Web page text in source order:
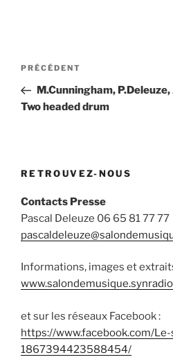
Navigation
l’article
Article
précédent
PRÉCÉDENT
M.Cunningham,
Two headed drum
RETROUVEZ-NOUS
Contacts Presse
Pascal Deleuze 06 65 81 77 77
Informations, images et
et sur les réseaux Facebook :
https://www.facebook.com/
1867394423588454/